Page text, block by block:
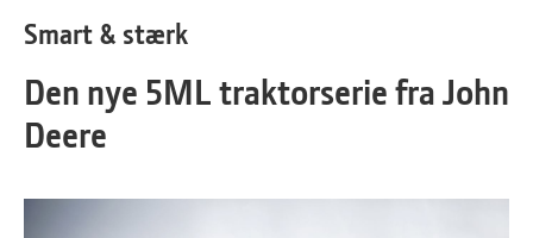
Smart & stærk
Den nye 5ML traktorserie fra John
Deere